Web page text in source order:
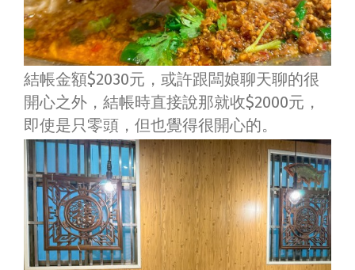
結帳金額$2030元，或許跟闆娘聊天聊的很
開心之外，結帳時直接說那就收$2000元，
即使是只零頭，但也覺得很開心的。